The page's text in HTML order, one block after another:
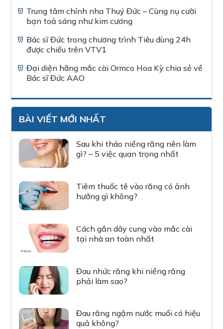
Trung tâm chỉnh nha Thuý Đức – Cùng nụ cười
bạn toả sáng như kim cương
Bác sĩ Đức trong chương trình Tiêu dùng 24h
được chiếu trên VTV1
Đại diện hãng mắc cài Ormco Hoa Kỳ chia sẻ về
Bác sĩ Đức AAO
BÀI VIẾT MỚI NHẤT
Sau khi tháo niềng răng nên làm
gì? – 5 việc quan trọng nhất
Tiêm thuốc tê vào răng có ảnh
hưởng gì không?
Cách gắn dây cung vào mắc cài
tại nhà an toàn nhất
Đau nhức răng khi niềng răng
phải làm sao?
Đau răng ngậm nước muối có hiệu
quả không?